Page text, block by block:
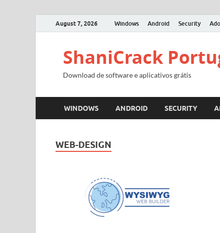
August 7, 2026 Windows Android Security
ShaniCrack
Download de software e aplicativos grátis
WINDOWS ANDROID SECURITY
WEB-DESIGN